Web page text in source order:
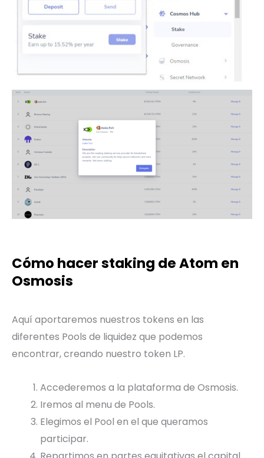
Cómo hacer staking de Atom en
Osmosis
Aquí aportaremos nuestros tokens en las
diferentes Pools de liquidez que podemos
encontrar, creando nuestro token LP.
Accederemos a la plataforma de Osmosis.
Iremos al menu de Pools.
Elegimos el Pool en el que queramos
participar.